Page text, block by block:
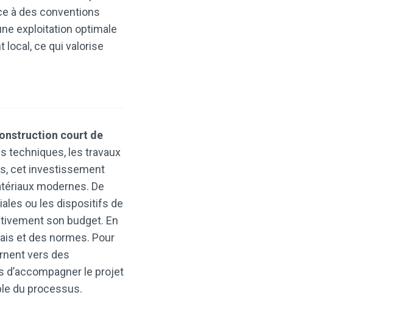
à des conventions
exploitation optimale
local, ce qui valorise
court de
techniques, les travaux
cet investissement
modernes. De
ou les dispositifs de
son budget. En
et des normes. Pour
vers des
d’accompagner le projet
du processus.